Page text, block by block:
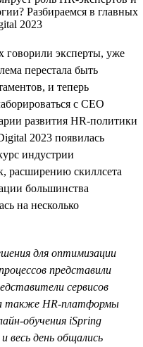
говорили эксперты, уже
перестала быть
и теперь
с СЕО
развития HR-политики
2023 появилась
индустрии
расширению скиллсета
большинства
на несколько
для оптимизации
представили
сервисов
также HR-платформы
обучения iSpring
весь день общались